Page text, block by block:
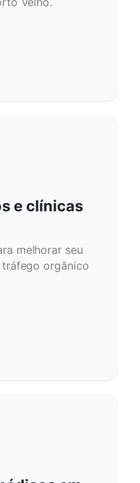
e clínicas
melhorar seu
orgânico